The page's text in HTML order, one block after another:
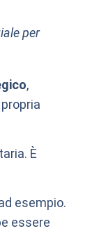
per
,
È
esempio.
essere